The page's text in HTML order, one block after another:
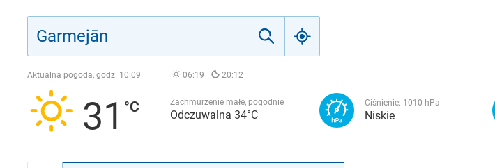
Aktualna pogoda, godz. 10:09 06:19 20:12
31 Zachmurzenie małe, pogodnie
Odczuwalna 34°C
Ciśnienie: 1010 hPa
Niskie